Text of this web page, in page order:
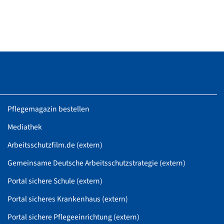
Pflegemagazin bestellen
Mediathek
Arbeitsschutzfilm.de (extern)
Gemeinsame Deutsche Arbeitsschutzstrategie (extern)
Portal sichere Schule (extern)
Portal sicheres Krankenhaus (extern)
Portal sichere Pflegeeinrichtung (extern)